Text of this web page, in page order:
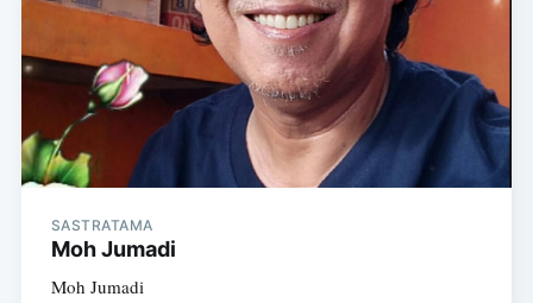
SASTRATAMA
Moh Jumadi
Moh Jumadi